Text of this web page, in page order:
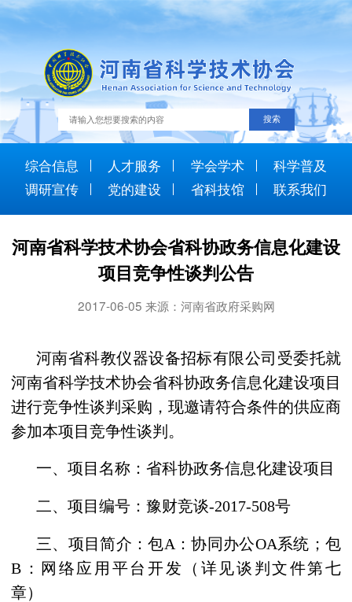
综合信息 人才服务 学会学术
科学普及
调研宣传
党的建设 省科技馆 联系我们
河南省科学技术协会省科协政务信息化建设
项目竞争性谈判公告
2017-06-05 来源：河南省政府采购网
河南省科教仪器设备招标有限公司受委托就
河南省科学技术协会省科协政务信息化建设项目
进行竞争性谈判采购，现邀请符合条件的供应商
参加本项目竞争性谈判。
一、 项目名称： 省科协政务信息化建设项目
二、项目编号：豫财竞谈-2017-508号
三、项目简介：包A ：协同办公OA系统； 包
B ： 网络应用平台开发 （详见谈判文件第七
章）